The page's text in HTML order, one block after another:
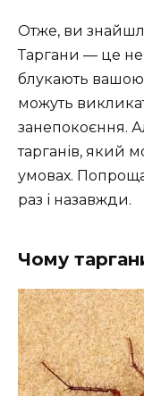
Отже, ви
Таргани — це не
блукають
можуть
занепокоєння.
тарганів, який
умовах.
раз і назавжди.
Чому